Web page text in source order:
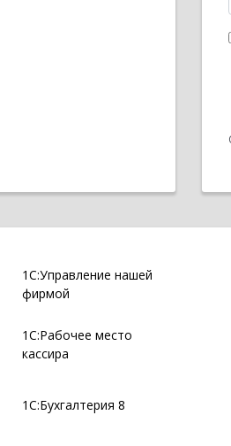
1С:Управление нашей
фирмой
1С:Рабочее место
кассира
1С:Бухгалтерия 8